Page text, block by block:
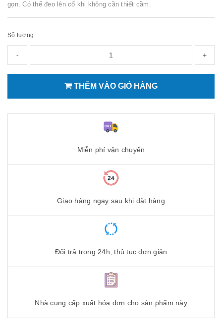
gọn. Có thể đeo lên cổ khi không cần thiết cầm.
Số lượng
- +
THÊM VÀO GIỎ HÀNG
Miễn phí vận chuyển
Giao hàng ngay sau khi đặt hàng
Đổi trả trong 24h, thủ tục đơn giản
Nhà cung cấp xuất hóa đơn cho sản phẩm này